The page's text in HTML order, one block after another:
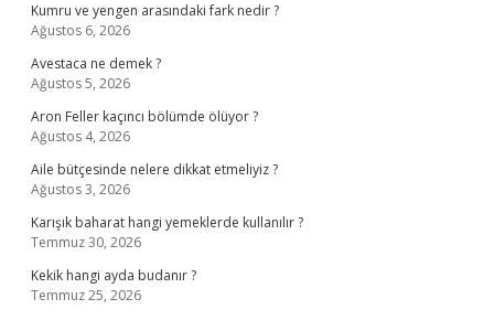
Kumru ve yengen arasındaki fark nedir ?
Ağustos 6, 2026
Avestaca ne demek ?
Ağustos 5, 2026
Aron Feller kaçıncı bölümde ölüyor ?
Ağustos 4, 2026
Aile bütçesinde nelere dikkat etmeliyiz ?
Ağustos 3, 2026
Karışık baharat hangi yemeklerde kullanılır ?
Temmuz 30, 2026
Kekik hangi ayda budanır ?
Temmuz 25, 2026